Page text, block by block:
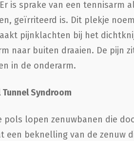
is sprake van een tennisarm
geïrriteerd is. Dit plekje
pijnklachten bij het
naar buiten draaien. De pijn
in de onderarm.
Tunnel Syndroom
pols lopen zenuwbanen die
een beknelling van de zenuw